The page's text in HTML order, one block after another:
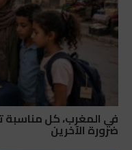
في المغرب، كل
ضرورة الآخرين